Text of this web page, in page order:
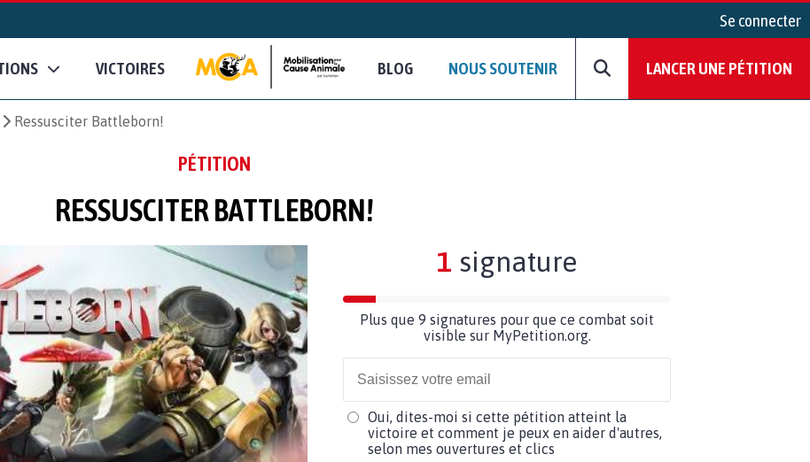
Se connecter
VICTOIRES BLOG NOUS SOUTENIR LANCER UNE PÉTITION
Ressusciter Battleborn!
PÉTITION
RESSUSCITER BATTLEBORN!
1 signature
Plus que 9 signatures pour que ce combat soit
visible sur MyPetition.org.
Oui, dites-moi si cette pétition atteint la
victoire et comment je peux en aider d'autres,
selon mes ouvertures et clics